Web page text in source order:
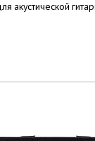
акустической